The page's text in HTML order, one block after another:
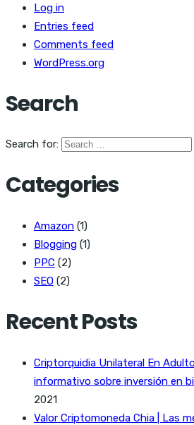
Log in
Entries feed
Comments feed
WordPress.org
Search
Search for:
Categories
Amazon (1)
Blogging (1)
PPC (2)
SEO (2)
Recent Posts
Criptorquidia Unilateral En
informativo sobre inversión en
2021
Valor Criptomoneda Chia | Las